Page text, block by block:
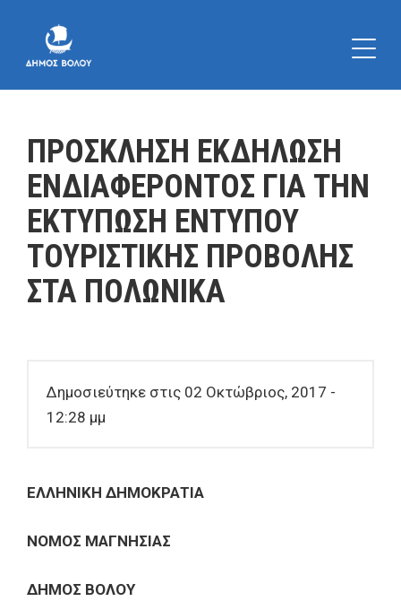
ΠΡΟΣΚΛΗΣΗ ΕΚΔΗΛΩΣΗ
ΕΝΔΙΑΦΕΡΟΝΤΟΣ ΓΙΑ ΤΗΝ
ΕΚΤΥΠΩΣΗ ΕΝΤΥΠΟΥ
ΤΟΥΡΙΣΤΙΚΗΣ ΠΡΟΒΟΛΗΣ
ΣΤΑ ΠΟΛΩΝΙΚΑ
Δημοσιεύτηκε στις 02 Οκτώβριος, 2017 -
12:28 μμ
ΕΛΛΗΝΙΚΗ ΔΗΜΟΚΡΑΤΙΑ
ΝΟΜΟΣ ΜΑΓΝΗΣΙΑΣ
ΔΗΜΟΣ ΒΟΛΟΥ